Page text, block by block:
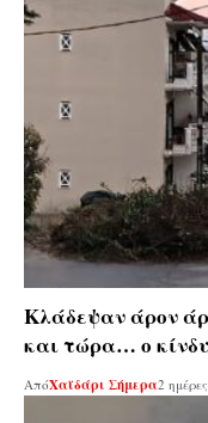
Κλάδεψαν άρον
και τώρα… ο
ΑπόΧαϊδάρι Σήμερα2